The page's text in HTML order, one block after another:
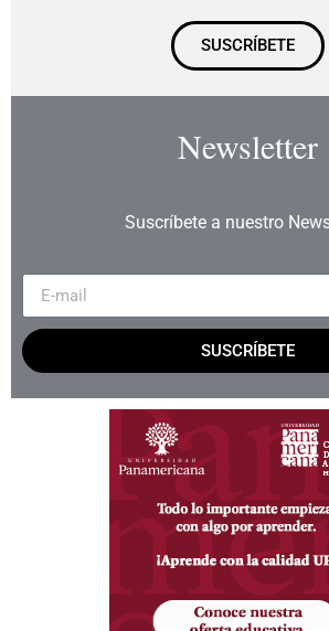
SUSCRÍBETE
Newsletter
Suscríbete a nuestro
SUSCRÍBETE